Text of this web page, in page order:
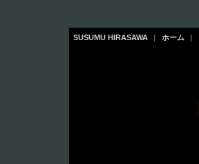
SUSUMU HIRASAWA | ホーム |